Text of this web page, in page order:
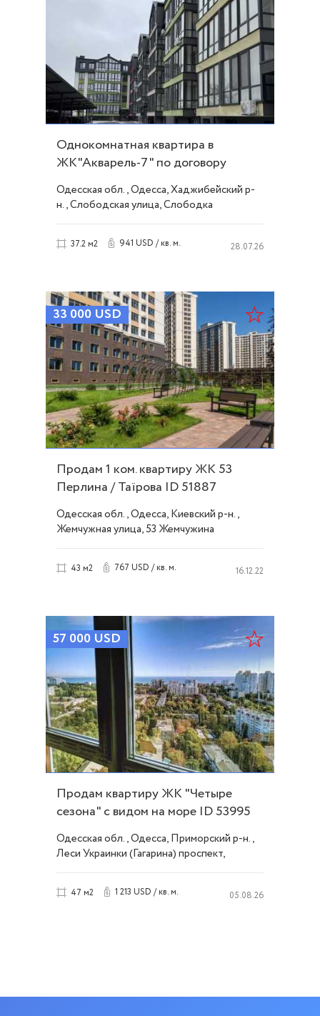
Однокомнатная квартира в
ЖК"Акварель-7" по договору
переуступки ID 53928
Одесская обл., Одесса, Хаджибейский р-
н., Слободская улица, Слободка
37.2 м2 941 USD / кв. м. 28.07.26
33 000 USD
Продам 1 ком. квартиру ЖК 53
Перлина / Таїрова ID 51887
Одесская обл., Одесса, Киевский р-н.,
Жемчужная улица, 53 Жемчужина
43 м2 767 USD / кв. м. 16.12.22
57 000 USD
Продам квартиру ЖК "Четыре
сезона" с видом на море ID 53995
Одесская обл., Одесса, Приморский р-н.,
Леси Украинки (Гагарина) проспект,
47 м2 1 213 USD / кв. м. 05.08.26